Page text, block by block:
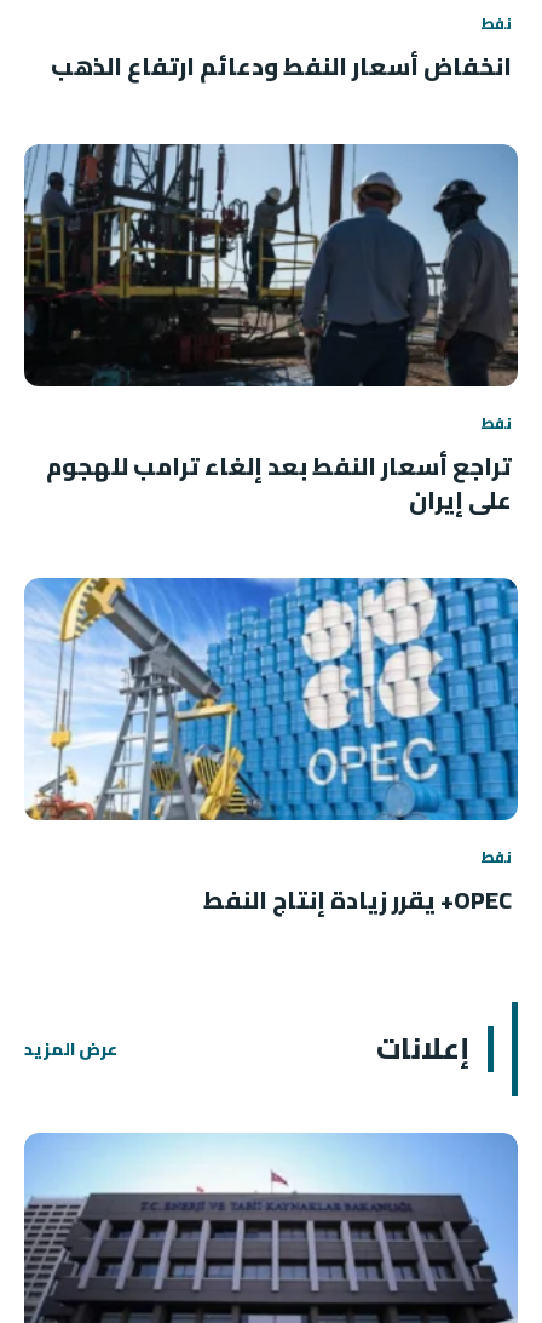
نفط
انخفاض أسعار النفط ودعائم ارتفاع الذهب
نفط
تراجع أسعار النفط بعد إلغاء ترامب للهجوم
على إيران
نفط
OPEC+ يقرر زيادة إنتاج النفط
إعلانات عرض المزيد